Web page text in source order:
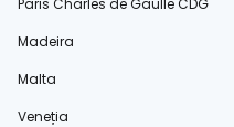
Paris Charles de Gaulle CDG
Madeira
Malta
Veneția